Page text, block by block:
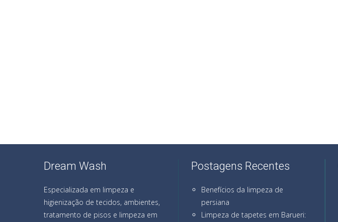
Dream Wash
Especializada em limpeza e
higienização de tecidos, ambientes,
tratamento de pisos e limpeza em
Postagens Recentes
Benefícios da limpeza de
persiana
Limpeza de tapetes em Barueri: